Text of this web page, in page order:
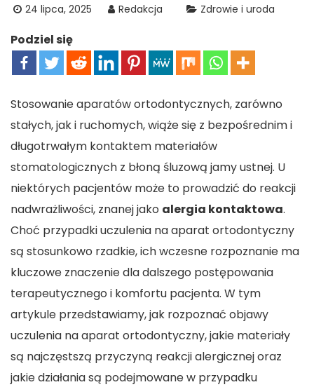
24 lipca, 2025 Redakcja Zdrowie i uroda
Podziel się
Stosowanie aparatów ortodontycznych, zarówno
stałych, jak i ruchomych, wiąże się z bezpośrednim i
długotrwałym kontaktem materiałów
stomatologicznych z błoną śluzową jamy ustnej. U
niektórych pacjentów może to prowadzić do reakcji
nadwrażliwości, znanej jako alergia kontaktowa.
Choć przypadki uczulenia na aparat ortodontyczny
są stosunkowo rzadkie, ich wczesne rozpoznanie ma
kluczowe znaczenie dla dalszego postępowania
terapeutycznego i komfortu pacjenta. W tym
artykule przedstawiamy, jak rozpoznać objawy
uczulenia na aparat ortodontyczny, jakie materiały
są najczęstszą przyczyną reakcji alergicznej oraz
jakie działania są podejmowane w przypadku